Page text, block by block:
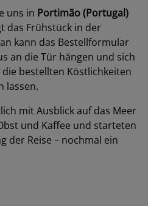
uns in Portimão (Portugal)
das Frühstück in der
kann das Bestellformular
an die Tür hängen und sich
bestellten Köstlichkeiten
lassen.
mit Ausblick auf das Meer
und Kaffee und starteten
der Reise – nochmal ein